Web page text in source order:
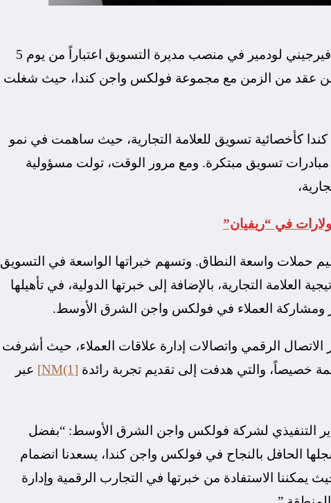
أعلنت فولكس واجن الشرق الأوسط عن تعيين فيرجيني لودمير في منصب مديرة التسويق اعتباراً من يوم 5
تقترب من عقد من الزمن مع مجموعة فولكس واجن كندا، حيث شغلت
كأخصائية تسويق للعلامة التجارية، حيث ساهمت في نمو
تسويق مبتكرة. ومع مرور الوقت، تولت مسؤولية
في “ريفيان”
حملات واسعة النطاق. وتسهم خبراتها الواسعة في التسويق
العلامة التجارية، بالإضافة إلى خبرتها الدولية، في تأهيلها
ومشاركة العملاء في فولكس واجن الشرق الأوسط.
الرقمي واتصالات إدارة علاقات العملاء، حيث أشرفت
خصيصاً، والتي هدفت إلى تقديم تجربة رائدة [NM(1]
عبر
التنفيذي لشركة فولكس واجن الشرق الأوسط: “بفضل
الحافل بالنجاح في فولكس واجن كندا، يسعدنا انضمام
الاستفادة من خبرتها في التجارب الرقمية وإدارة